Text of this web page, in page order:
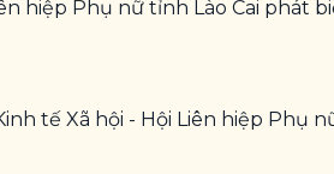
hiệp Phụ nữ tỉnh Lào Cai phát
tế Xã hội - Hội Liên hiệp Phụ